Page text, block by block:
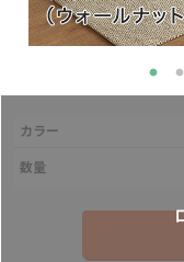
カラー
数量